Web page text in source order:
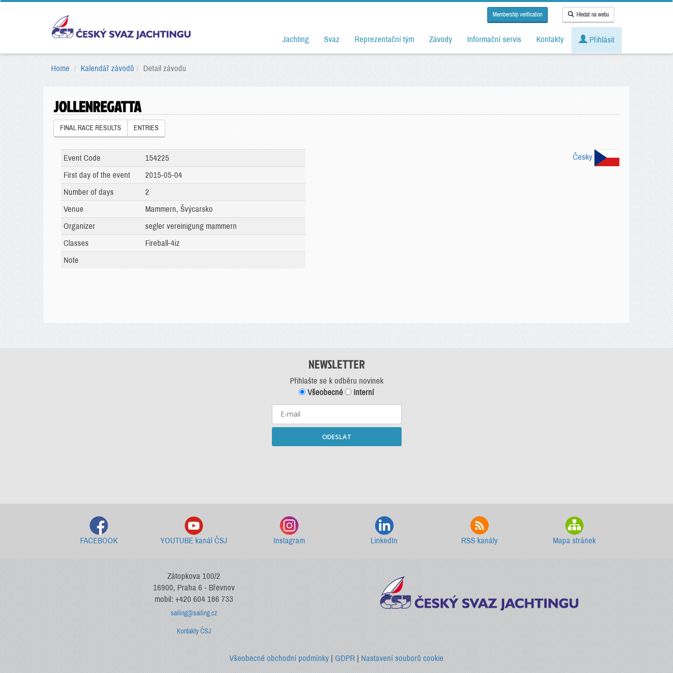
Membership verification Hledat na webu
Jachting Svaz Reprezentační tým Závody Informační servis Kontakty Přihlásit
Home Kalendář závodů Detail závodu
JOLLENREGATTA
FINAL RACE RESULTS ENTRIES
Česky
Event Code
154225
First day of the event
2015-05-04
Number of days
2
Venue
Mammern, Švýcarsko
Organizer
segler vereinigung mammern
Classes
Fireball-4iz
Note
NEWSLETTER
Přihlašte se k odběru novinek
Všeobecné
Interní
ODESLAT
FACEBOOK YOUTUBE kanál ČSJ Instagram LinkedIn RSS kanály Mapa stránek
Zátopkova 100/2
16900, Praha 6 - Břevnov
mobil: +420 604 186 733
sailing@sailing.cz
Kontakty ČSJ
Všeobecné obchodní podmínky| GDPR|Nastavení souborů cookie